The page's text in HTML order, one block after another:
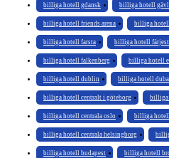
billiga hotell gdansk billiga hotell
billiga hotell friends arena billiga
billiga hotell farsta billiga hotell
billiga hotell falkenberg billiga hotell
billiga hotell dublin billiga hotell
billiga hotell centralt i göteborg billiga
billiga hotell centrala oslo billiga
billiga hotell centrala helsingborg
billiga hotell budapest billiga hotell